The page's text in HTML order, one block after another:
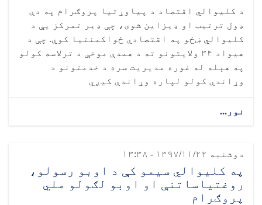
د کلیوالي اقتصاد د پیاوړتیا پروګرام په دې
ډول ترتیب او ډیزاین شوی، چې ډیر تمرکز یې د
‌کلیوالي ښځو په اقتصادي ځواکمنتیا کوي. چې د
هیواد ۳۴ ولایتونو ته د همدې موخې د ترلاسه کولو
په هېله له غوره مدیریت سره د خدمتونو د
وړاندې کولو لپاره وړاندې کیږي
نور...
دوشنبه ۱۳۹۷/۱۱/۲۲ - ۱۳:۳۸
په کلیوالي سیمو کې د اوبو رسولو،
روغتیاساتنې او اوبو لګولو ملي
پروګرام